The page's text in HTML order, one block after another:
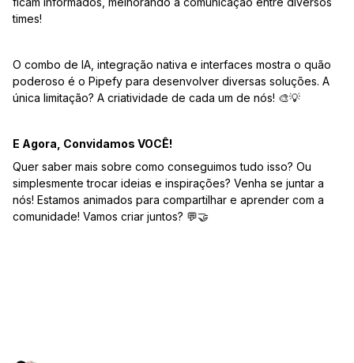
times!
O combo de IA, integração nativa e interfaces mostra o quão
poderoso é o Pipefy para desenvolver diversas soluções. A
única limitação? A criatividade de cada um de nós! 🎨💡
E Agora, Convidamos VOCÊ!
Quer saber mais sobre como conseguimos tudo isso? Ou
simplesmente trocar ideias e inspirações? Venha se juntar a
nós! Estamos animados para compartilhar e aprender com a
comunidade! Vamos criar juntos? 💬🤝